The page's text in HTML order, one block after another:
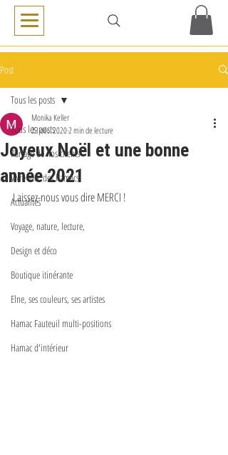
Post
Tous les posts
Partage de nos clients
Vivre avec des hamacs
Actualités
Voyage, nature, lecture,
Design et déco
Boutique itinérante
Elne, ses couleurs, ses artistes
Hamac Fauteuil multi-positions
Hamac d'intérieur
Tous les posts
Joyeux Noël et une bonne
année 2021
Monika Keller
23 déc. 20202 min de lecture
Laissez-nous vous dire MERCI !